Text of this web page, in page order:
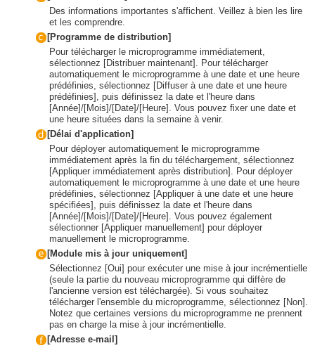
Des informations importantes s'affichent. Veillez à bien les lire
et les comprendre.
[Programme de distribution]
Pour télécharger le microprogramme immédiatement,
sélectionnez [Distribuer maintenant]. Pour télécharger
automatiquement le microprogramme à une date et une heure
prédéfinies, sélectionnez [Diffuser à une date et une heure
prédéfinies], puis définissez la date et l'heure dans
[Année]/[Mois]/[Date]/[Heure]. Vous pouvez fixer une date et
une heure situées dans la semaine à venir.
[Délai d'application]
Pour déployer automatiquement le microprogramme
immédiatement après la fin du téléchargement, sélectionnez
[Appliquer immédiatement après distribution]. Pour déployer
automatiquement le microprogramme à une date et une heure
prédéfinies, sélectionnez [Appliquer à une date et une heure
spécifiées], puis définissez la date et l'heure dans
[Année]/[Mois]/[Date]/[Heure]. Vous pouvez également
sélectionner [Appliquer manuellement] pour déployer
manuellement le microprogramme.
[Module mis à jour uniquement]
Sélectionnez [Oui] pour exécuter une mise à jour incrémentielle
(seule la partie du nouveau microprogramme qui diffère de
l'ancienne version est téléchargée). Si vous souhaitez
télécharger l'ensemble du microprogramme, sélectionnez [Non].
Notez que certaines versions du microprogramme ne prennent
pas en charge la mise à jour incrémentielle.
[Adresse e-mail]